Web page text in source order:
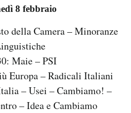
8 febbraio
della Camera – Minoranze
Maie – PSI
Europa – Radicali Italiani
– Usei – Cambiamo! –
– Idea e Cambiamo